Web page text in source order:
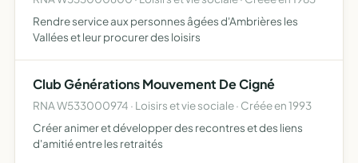
Rendre service aux personnes âgées d'Ambrières les
Vallées et leur procurer des loisirs
Club Générations Mouvement De Cigné
RNA W533000974 · Loisirs et vie sociale · Créée en 1993
Créer animer et développer des recontres et des liens
d'amitié entre les retraités